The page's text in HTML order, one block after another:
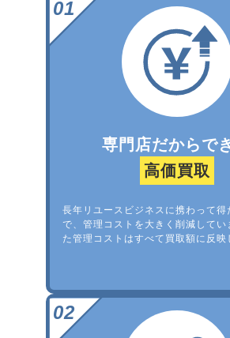
専門店だからで
高価買取
長年リユースビジネスに携わって得
で、管理コストを大きく削減してい
た管理コストはすべて買取額に反映